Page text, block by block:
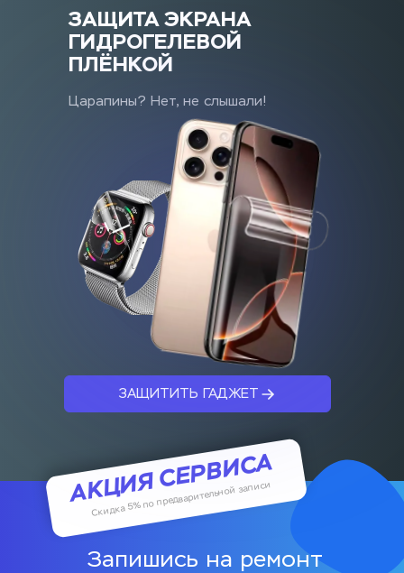
ЗАЩИТА ЭКРАНА
ГИДРОГЕЛЕВОЙ
ПЛЁНКОЙ
Царапины? Нет, не слышали!
ЗАЩИТИТЬ ГАДЖЕТ
Запишись на ремонт
АКЦИЯ СЕРВИСА
Скидка 5% по предварительной записи